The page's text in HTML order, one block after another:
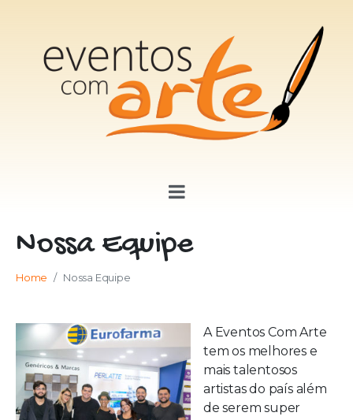
Nossa Equipe
Home Nossa Equipe
A Eventos Com Arte
tem os melhores e
mais talentosos
artistas do país além
de serem super